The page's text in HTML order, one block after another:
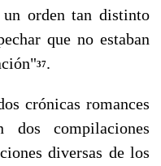
un orden tan distinto
que no esta­ban
37.
crónicas romances
dos compi­laciones
diversas de los